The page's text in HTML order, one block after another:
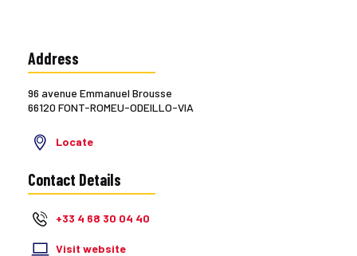
Address
96 avenue Emmanuel Brousse
66120 FONT-ROMEU-ODEILLO-VIA
Locate
Contact Details
+33 4 68 30 04 40
Visit website